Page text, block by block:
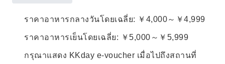
ราคาอาหารกลางวันโดยเฉลี่ย: ￥4,000～￥4,999
ราคาอาหารเย็นโดยเฉลี่ย: ￥5,000～￥5,999
กรุณาแสดง KKday e-voucher เมื่อไปถึงสถานที่